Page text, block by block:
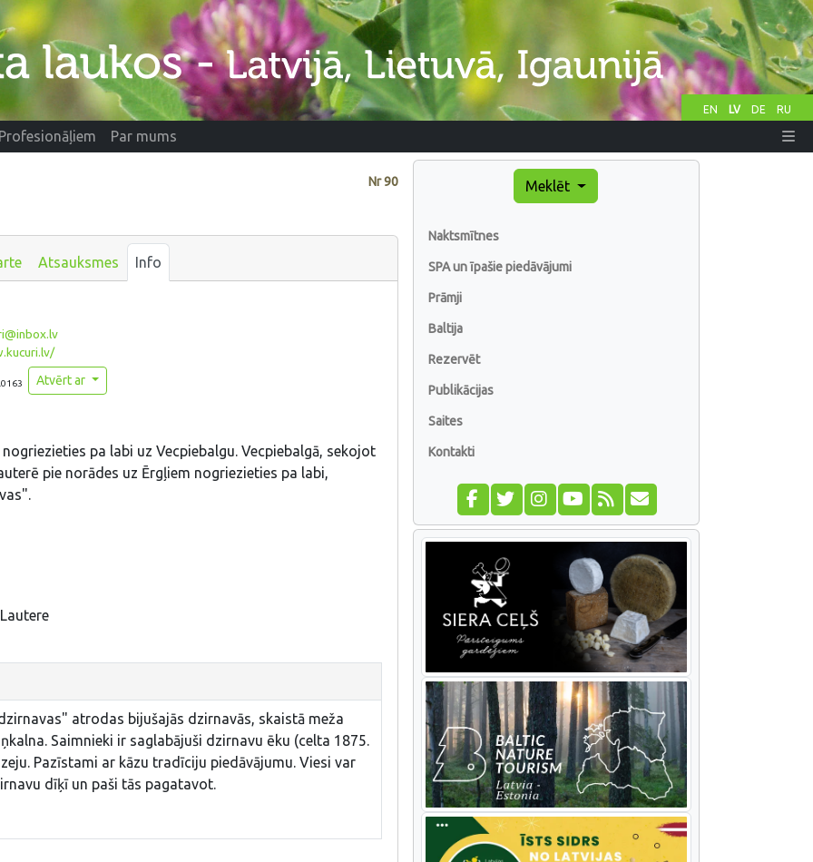
EN LV DE RU
Par mums
Nr90
Atsauksmes Info
Atvērt ar
pa labi uz Vecpiebalgu. Vecpiebalgā, sekojot
pie norādes uz Ērgļiem nogriezieties pa labi,
atrodas bijušajās dzirnavās, skaistā meža
Saimnieki ir saglabājuši dzirnavu ēku (celta 1875.
Pazīstami ar kāzu tradīciju piedāvājumu. Viesi var
dīķī un paši tās pagatavot.
Meklēt
Naktsmītnes
SPA un īpašie piedāvājumi
Prāmji
Baltija
Rezervēt
Publikācijas
Saites
Kontakti